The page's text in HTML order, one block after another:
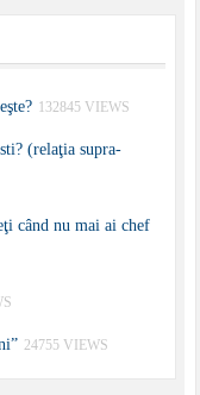
132845 VIEWS
(relaţia supra-
când nu mai ai chef
24755 VIEWS